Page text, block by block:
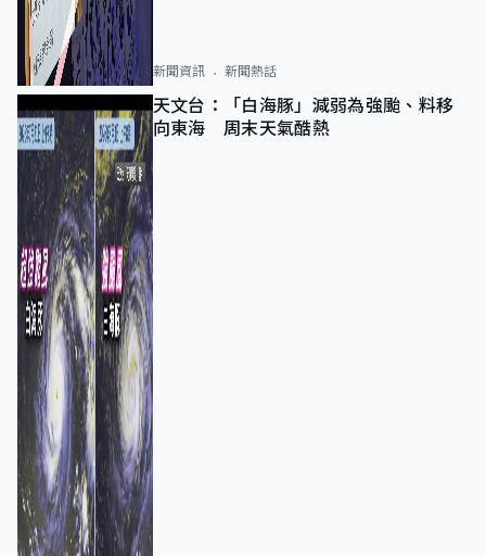
新聞資訊 新聞熱話
天文台：「白海豚」減弱為強颱、料移
向東海 周末天氣酷熱